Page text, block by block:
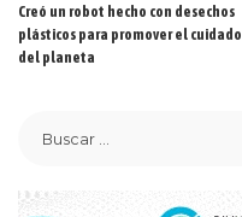
Creó un robot hecho con desechos
plásticos para promover el cuidado
del planeta